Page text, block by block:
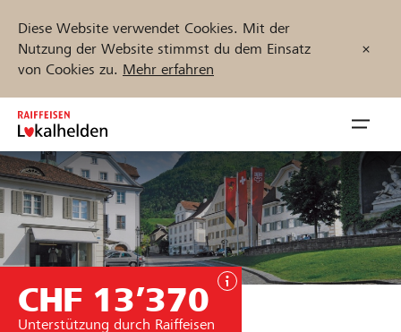
Diese Website verwendet Cookies. Mit der
Nutzung der Website stimmst du dem Einsatz
von Cookies zu. Mehr erfahren
Zum
Inhalt
springen
öffnen
Projekte und Organisationen finden
Jetzt starten
CHF 13’370
Unterstützung durch Raiffeisen